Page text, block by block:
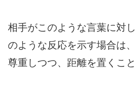
相手がこのような言葉に対
のような反応を示す場合は
尊重しつつ、距離を置くこ